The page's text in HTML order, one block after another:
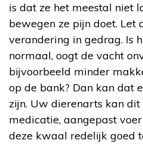
is dat ze het meestal niet
bewegen ze pijn doet. Let
verandering in gedrag. Is
normaal, oogt de vacht
bijvoorbeeld minder
op de bank? Dan kan dat
zijn. Uw dierenarts kan dit
medicatie, aangepast
deze kwaal redelijk goed